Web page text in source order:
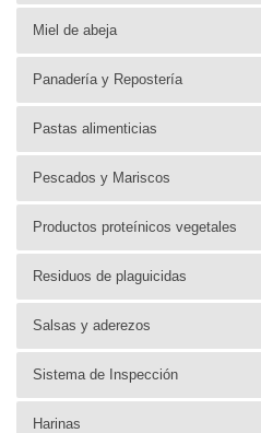
Miel de abeja
Panadería y Repostería
Pastas alimenticias
Pescados y Mariscos
Productos proteínicos vegetales
Residuos de plaguicidas
Salsas y aderezos
Sistema de Inspección
Harinas